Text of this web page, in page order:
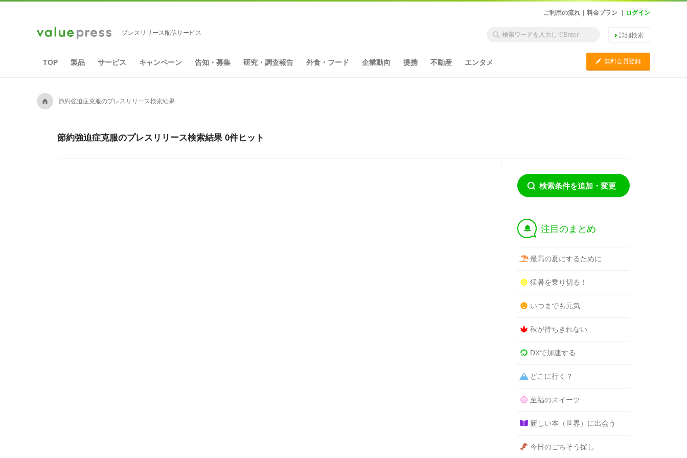
ご利用の流れ 料金プラン ログイン
プレスリリース配信サービス 詳細検索
TOP 製品 サービス キャンペーン 告知・募集 研究・調査報告 外食・フード 企業動向 提携 不動産 エンタメ C 無料会員登録
A 節約強迫症克服のプレスリリース検索結果
節約強迫症克服のプレスリリース検索結果 0件ヒット
検索条件を追加・変更
† 注目のまとめ
最高の夏にするために
猛暑を乗り切る！
いつまでも元気
秋が待ちきれない
DXで加速する
どこに行く？
至福のスイーツ
新しい本（世界）に出会う
今日のごちそう探し